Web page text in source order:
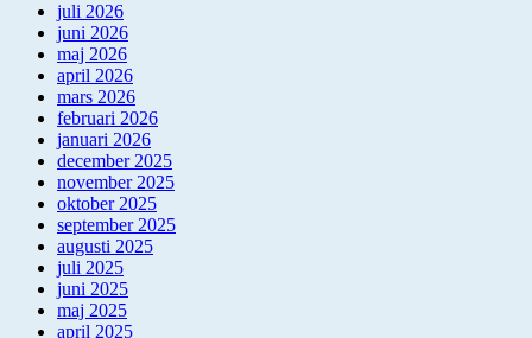
juli 2026
juni 2026
maj 2026
april 2026
mars 2026
februari 2026
januari 2026
december 2025
november 2025
oktober 2025
september 2025
augusti 2025
juli 2025
juni 2025
maj 2025
april 2025